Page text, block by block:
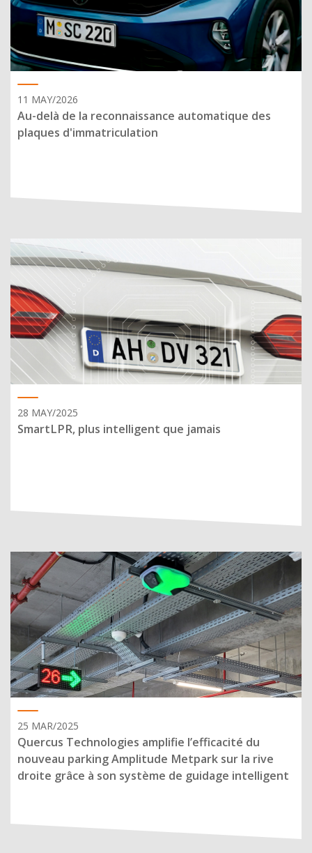
11 MAY/2026
Au-delà de la reconnaissance automatique des
plaques d'immatriculation
28 MAY/2025
SmartLPR, plus intelligent que jamais
25 MAR/2025
Quercus Technologies amplifie l’efficacité du
nouveau parking Amplitude Metpark sur la rive
droite grâce à son système de guidage intelligent